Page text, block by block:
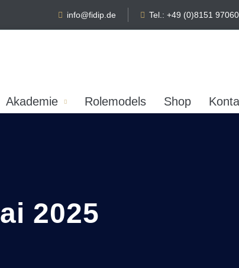
info@fidip.de Tel.: +49 (0)8151
Akademie Rolemodels Shop
2025